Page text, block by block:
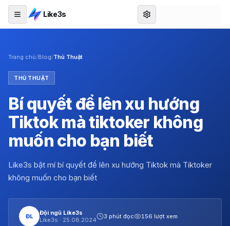
Like3s
Trang chủ/Blog/Thủ Thuật
THỦ THUẬT
Bí quyết để lên xu hướng
Tiktok mà tiktoker không
muốn cho bạn biết
Like3s bật mí bí quyết để lên xu hướng Tiktok mà Tiktoker
không muốn cho bạn biết
ĐL
Đội ngũ Like3s
Like3s · 25.08.2024
3 phút đọc 156 lượt xem